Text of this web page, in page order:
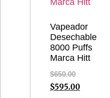
Vapeador
Desechable
8000 Puffs
Marca Hitt
$650.00
$595.00